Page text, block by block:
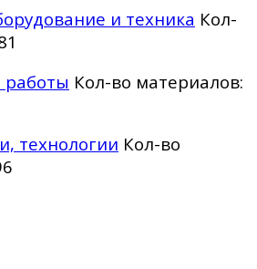
и техника Кол-
работы Кол-во материалов:
технологии Кол-во